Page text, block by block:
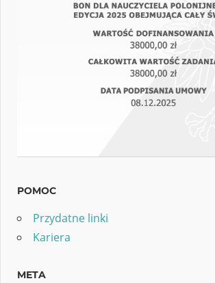
POMOC
Przydatne linki
Kariera
META